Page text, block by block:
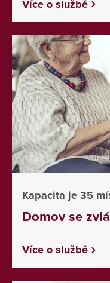
Více o službě
Kapacita je 35
Domov se
Více o službě